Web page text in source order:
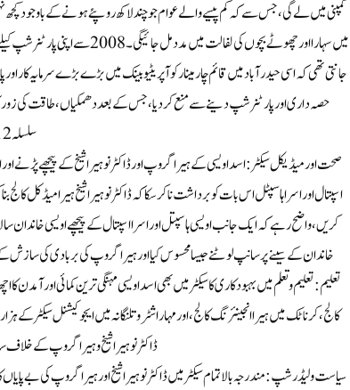
کمپنی میں لے گی، جس سے کہ کم پیسے والے عوام جو چند لاکھ روپئے ہونے کے باوجود کچھ
میں سہارا اور چھوٹے بچوں کی
جانتی تھی کہ اسی حیدرآباد میں قائم چار مینار کو آپریٹیو بینک میں بڑے بڑے سرمایہ کار
حصہ داری اور پارٹنرشپ دینے سے منع کردیا، جس کے بعد دھمکیاں، طاقت کی زور
سلسلہ 2012 تک چلا۔
صحت اور میڈیکل سیکٹر : اسد اویسی کے ہیرا گروپ اور ڈاکٹر نوہیرا شیخ کے پیچھے پڑنے
اسپتال اور اسرا ہاسپٹل اس بات کو برداشت نا کرسکا کہ ڈاکٹر نوہیرا شیخ ہیرا میڈکل
کریں، واضح رہے کہ ایک جانب اویسی ہاسپتل اور اسرا اسپتال کے پیچھے اویسی خاندان
خاندان کے سینے پر سانپ لوٹنے جیسا محسوس کیا اور ہیرا گروپ کی بربادی کی سازش کے
تعلیم : تعلیم و تعلم میں بہبود کاری کا سیکٹر میں بھی اسد اویسی مہنگی ترین کمائی اور
کالج، کرناٹک میں ہیرا انجینئرنگ کالج، اور مہاراشٹر و تلنگانہ میں ایجوکیشنل سیکٹر کے
ڈاکٹر نوہیرا شیخ و ہیرا گروپ کے خلاف